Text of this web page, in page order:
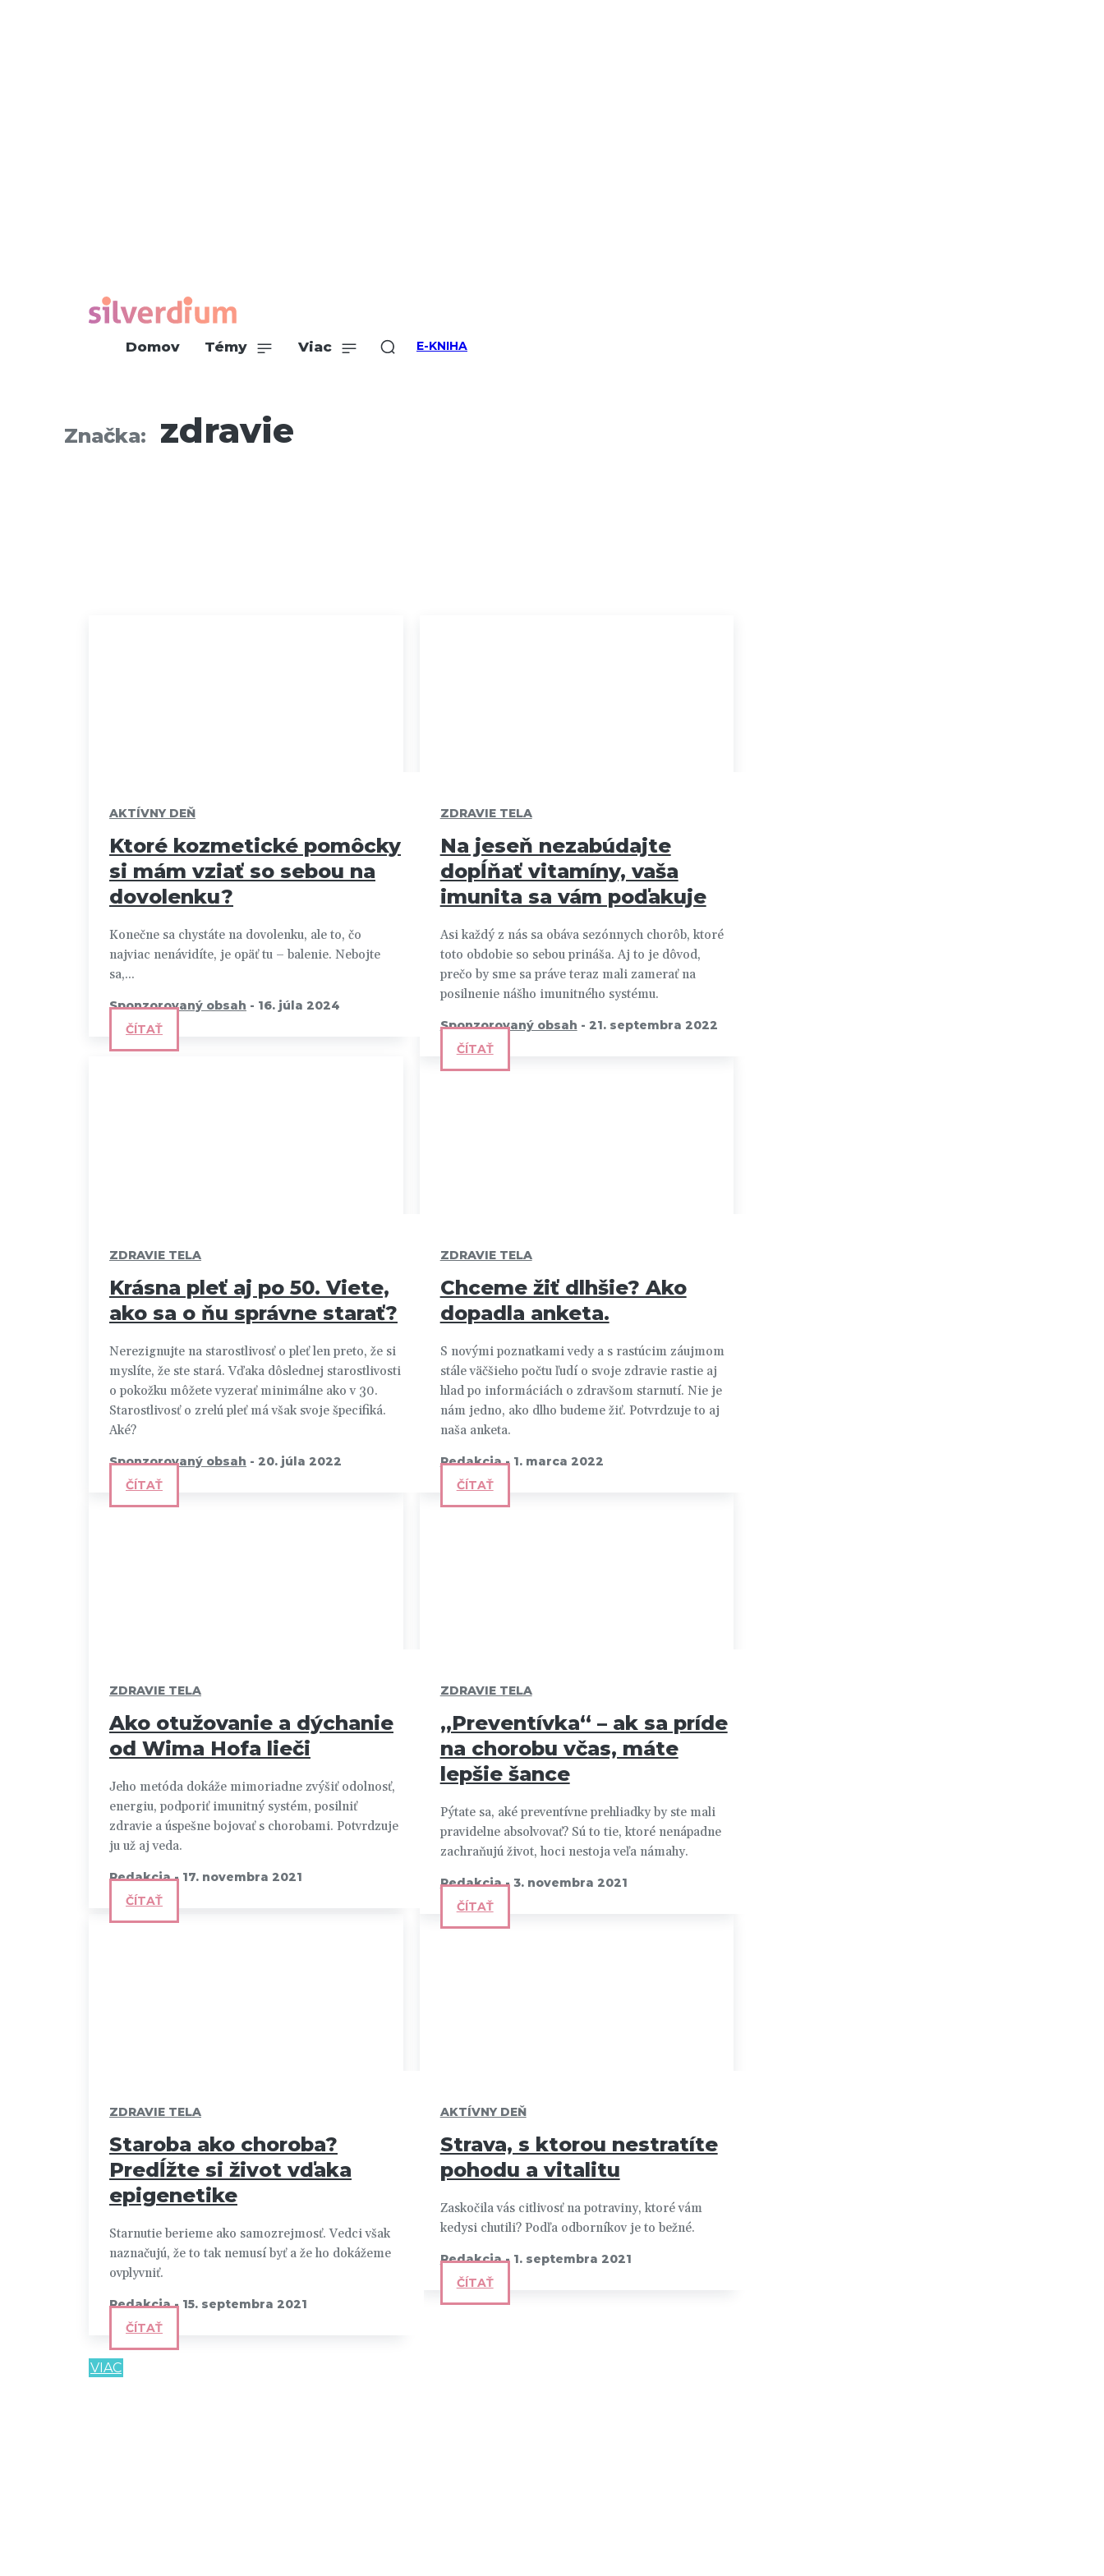
Domov Témy Viac E-KNIHA
Značka: zdravie
AKTÍVNY DEŇ
Ktoré kozmetické pomôcky
si mám vziať so sebou na
dovolenku?
Konečne sa chystáte na dovolenku, ale to, čo
najviac nenávidíte, je opäť tu – balenie. Nebojte
sa,...
Sponzorovaný obsah - 16. júla 2024
ČÍTAŤ
ZDRAVIE TELA
Na jeseň nezabúdajte
dopĺňať vitamíny, vaša
imunita sa vám poďakuje
Asi každý z nás sa obáva sezónnych chorôb, ktoré
toto obdobie so sebou prináša. Aj to je dôvod,
prečo by sme sa práve teraz mali zamerať na
posilnenie nášho imunitného systému.
Sponzorovaný obsah - 21. septembra 2022
ČÍTAŤ
ZDRAVIE TELA
Krásna pleť aj po 50. Viete,
ako sa o ňu správne starať?
Nerezignujte na starostlivosť o pleť len preto, že si
myslíte, že ste stará. Vďaka dôslednej starostlivosti
o pokožku môžete vyzerať minimálne ako v 30.
Starostlivosť o zrelú pleť má však svoje špecifiká.
Aké?
Sponzorovaný obsah - 20. júla 2022
ČÍTAŤ
ZDRAVIE TELA
Chceme žiť dlhšie? Ako
dopadla anketa.
S novými poznatkami vedy a s rastúcim záujmom
stále väčšieho počtu ľudí o svoje zdravie rastie aj
hlad po informáciách o zdravšom starnutí. Nie je
nám jedno, ako dlho budeme žiť. Potvrdzuje to aj
naša anketa.
Redakcia - 1. marca 2022
ČÍTAŤ
ZDRAVIE TELA
Ako otužovanie a dýchanie
od Wima Hofa lieči
Jeho metóda dokáže mimoriadne zvýšiť odolnosť,
energiu, podporiť imunitný systém, posilniť
zdravie a úspešne bojovať s chorobami. Potvrdzuje
ju už aj veda.
Redakcia - 17. novembra 2021
ČÍTAŤ
ZDRAVIE TELA
„Preventívka“ – ak sa príde
na chorobu včas, máte
lepšie šance
Pýtate sa, aké preventívne prehliadky by ste mali
pravidelne absolvovať? Sú to tie, ktoré nenápadne
zachraňujú život, hoci nestoja veľa námahy.
Redakcia - 3. novembra 2021
ČÍTAŤ
ZDRAVIE TELA
Staroba ako choroba?
Predĺžte si život vďaka
epigenetike
Starnutie berieme ako samozrejmosť. Vedci však
naznačujú, že to tak nemusí byť a že ho dokážeme
ovplyvniť.
Redakcia - 15. septembra 2021
ČÍTAŤ
AKTÍVNY DEŇ
Strava, s ktorou nestratíte
pohodu a vitalitu
Zaskočila vás citlivosť na potraviny, ktoré vám
kedysi chutili? Podľa odborníkov je to bežné.
Redakcia - 1. septembra 2021
ČÍTAŤ
VIAC